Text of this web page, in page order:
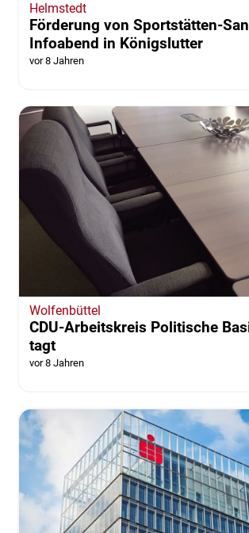
Helmstedt
Förderung von Sportstätten-
Infoabend in Königslutter
vor 8 Jahren
Wolfenbüttel
CDU-Arbeitskreis Politische
tagt
vor 8 Jahren